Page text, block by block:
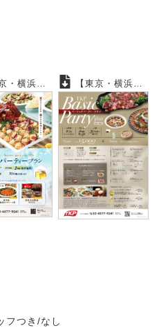
2026夏のパーティープラン 【東京・横浜】ベーシックパーティープラン
フつき/なし